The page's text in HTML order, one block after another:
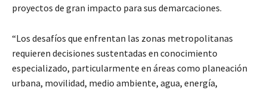
proyectos de gran impacto para sus demarcaciones.
“Los desafíos que enfrentan las zonas metropolitanas
requieren decisiones sustentadas en conocimiento
especializado, particularmente en áreas como planeación
urbana, movilidad, medio ambiente, agua, energía,